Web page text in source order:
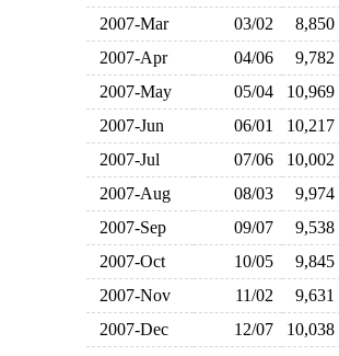
2007-Mar
03/02 8,850
2007-Apr
04/06 9,782
2007-May
05/04 10,969
2007-Jun
06/01 10,217
2007-Jul
07/06 10,002
2007-Aug
08/03 9,974
2007-Sep
09/07 9,538
2007-Oct
10/05 9,845
2007-Nov
11/02 9,631
2007-Dec
12/07 10,038